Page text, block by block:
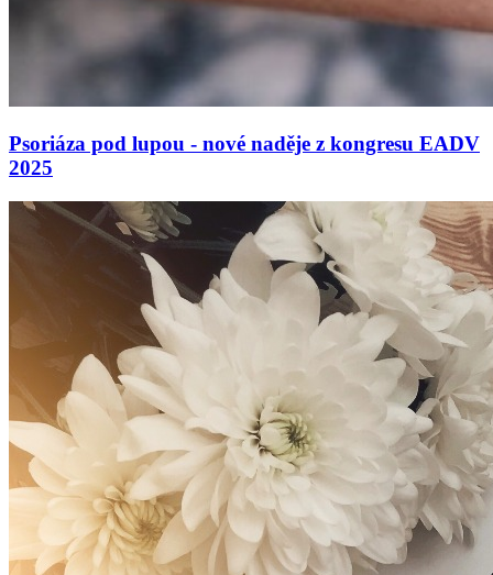
Psoriáza pod lupou - nové naděje z kongresu EADV
2025